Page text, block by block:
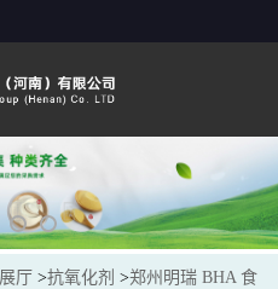
厅 >抗氧化剂 >郑州明瑞 BHA 食